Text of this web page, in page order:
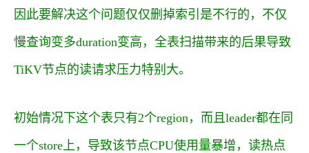
因此要解决这个问题仅仅删掉索引是不行的，不仅
慢查询变多duration变高，全表扫描带来的后果导致
TiKV节点的读请求压力特别大。
初始情况下这个表只有2个region，而且leader都在同
一个store上，导致该节点CPU使用量暴增，读热点